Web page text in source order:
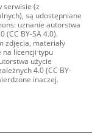
serwisie (z
są udostępniane
uznanie autorstwa
(CC BY-SA 4.0).
zdjęcia, materiały
na licencji typu
użycie
4.0 (CC BY-
inaczej.